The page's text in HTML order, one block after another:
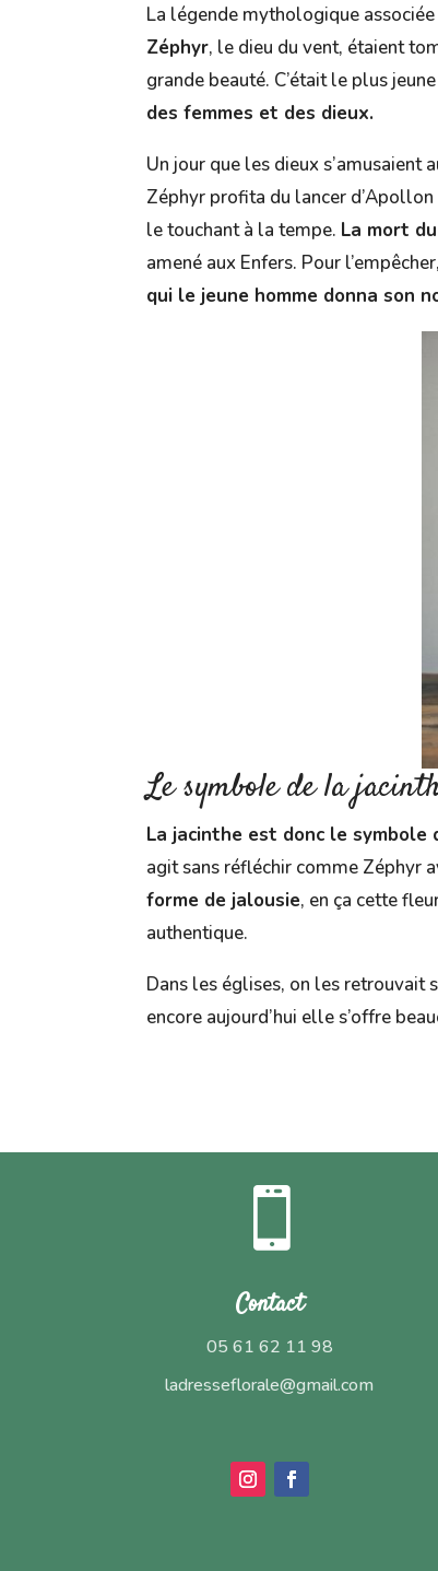
La légende mythologique
Zéphyr, le dieu du vent, étaient
grande beauté. C’était le plus
des femmes et des dieux.
Un jour que les dieux s’amusaient
Zéphyr profita du lancer
le touchant à la tempe. La mort
amené aux Enfers. Pour l’empêcher,
qui le jeune homme donna son
Le symbole de la
La jacinthe est donc le symbole
agit sans réfléchir comme Zéphyr
forme de jalousie, en ça cette
authentique.
Dans les églises, on les retrouvait
encore aujourd’hui elle s’offre

Contact
05 61 62 11 98
ladresseflorale@gmail.com